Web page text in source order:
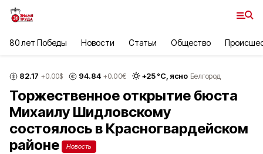
80 лет Победы Новости Статьи Общество
82.17 +0.00$ 94.84 +0.00€ +25°С, ясно Белгород
Торжественное открытие бюста
Михаилу Шидловскому
состоялось в Красногвардейском
районе
Новость